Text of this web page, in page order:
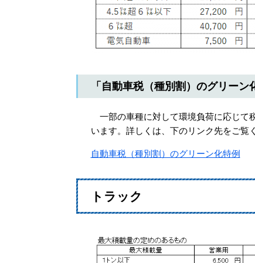
「自動車税（種別割）のグリーン
一部の車種に対して環境負荷に応じて
います。詳しくは、下のリンク先をご覧
自動車税（種別割）のグリーン化特例
トラック